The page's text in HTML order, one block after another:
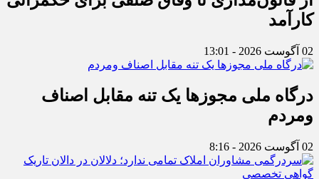
کارآمد
02 آگوست 2026 - 13:01
درگاه ملی مجوزها یک تنه مقابل اصناف
ومردم
02 آگوست 2026 - 8:16